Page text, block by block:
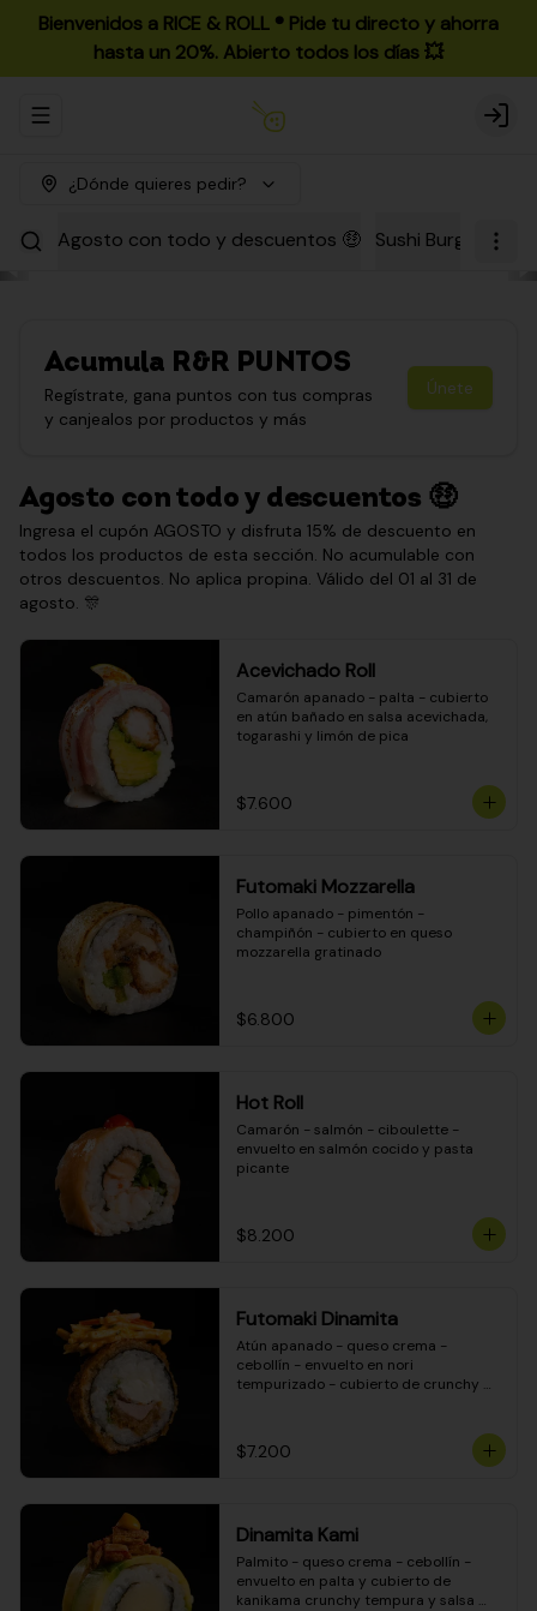
Bienvenidos a RICE & ROLL ®️ Pide tu directo y ahorra
hasta un 20%. Abierto todos los días 💥
Abrir menu de navegación Login
¿Dónde quieres pedir?
Agosto con todo y descuentos 🤑 Sushi Burgers
Acumula R&R PUNTOS
Regístrate, gana puntos con tus compras
y canjealos por productos y más
Únete
Agosto con todo y descuentos 🤑
Ingresa el cupón AGOSTO y disfruta 15% de descuento en
todos los productos de esta sección. No acumulable con
otros descuentos. No aplica propina. Válido del 01 al 31 de
agosto. 🎊
Acevichado Roll
Camarón apanado - palta - cubierto
en atún bañado en salsa acevichada,
togarashi y limón de pica
$7.600
Futomaki Mozzarella
Pollo apanado - pimentón -
champiñón - cubierto en queso
mozzarella gratinado
$6.800
Hot Roll
Camarón - salmón - ciboulette -
envuelto en salmón cocido y pasta
picante
$8.200
Futomaki Dinamita
Atún apanado - queso crema -
cebollín - envuelto en nori
tempurizado - cubierto de crunchy
$7.200
Dinamita Kami
Palmito - queso crema - cebollín -
envuelto en palta y cubierto de
kanikama crunchy tempura y salsa